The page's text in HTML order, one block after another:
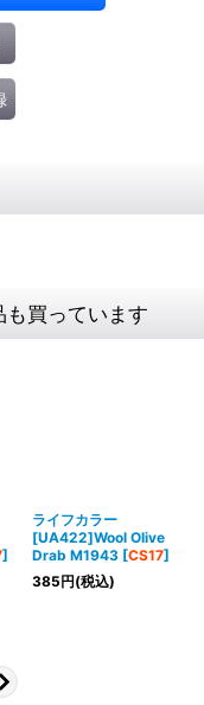
買っています
]
ライフカラー
[UA422]Wool Olive
Drab M1943 [CS17]
385円(税込)